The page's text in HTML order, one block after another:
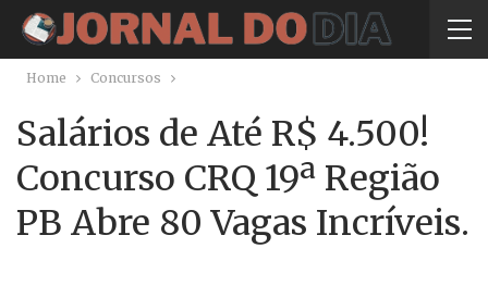
Home Concursos
Salários de Até R$ 4.500!
Concurso CRQ 19ª Região
PB Abre 80 Vagas Incríveis.